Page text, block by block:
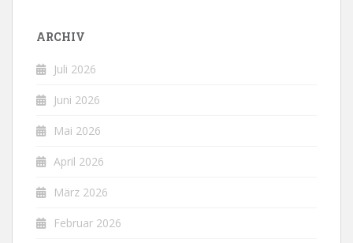
ARCHIV
Juli 2026
Juni 2026
Mai 2026
April 2026
März 2026
Februar 2026